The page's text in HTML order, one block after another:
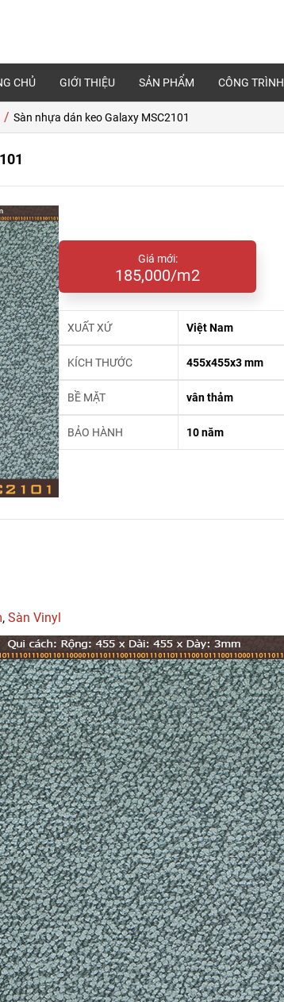
CHỦ GIỚI THIỆU SẢN PHẨM CÔNG TRÌNH
/ Sàn nhựa dán keo Galaxy MSC2101
Giá mới:
185,000/m2
XUẤT XỨ Việt Nam
KÍCH THƯỚC 455x455x3 mm
BỀ MẶT vân thảm
BẢO HÀNH 10 năm
, Sàn Vinyl